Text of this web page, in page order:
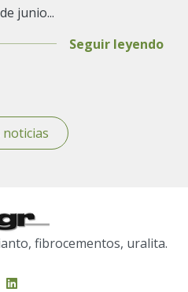
junio...
Seguir leyendo
noticias
fibrocementos, uralita.